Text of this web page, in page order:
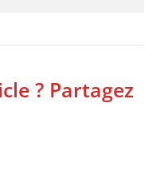
? Partagez